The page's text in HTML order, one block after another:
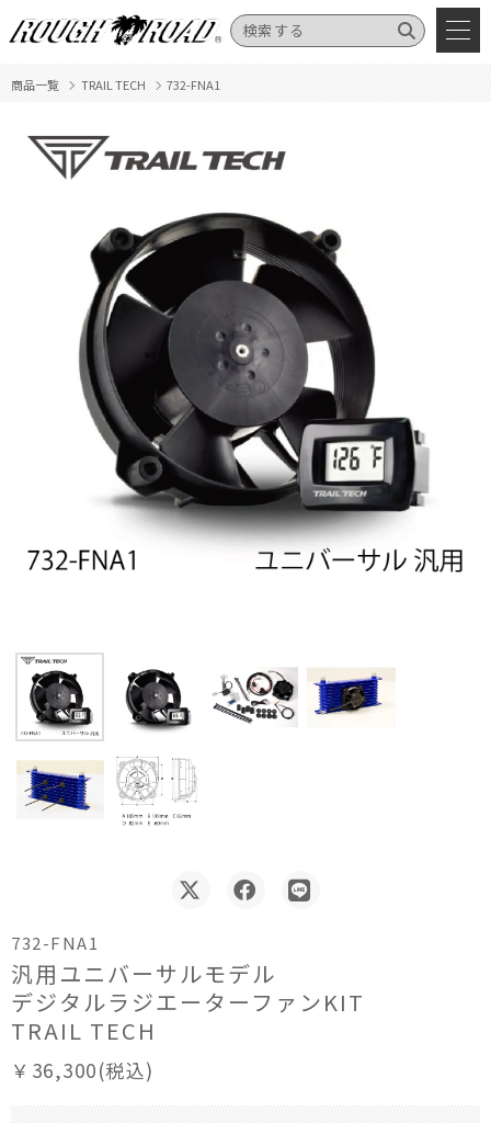
商品一覧 TRAIL TECH 732-FNA1
732-FNA1
汎用ユニバーサルモデル
デジタルラジエーターファンKIT
TRAIL TECH
￥36,300(税込)